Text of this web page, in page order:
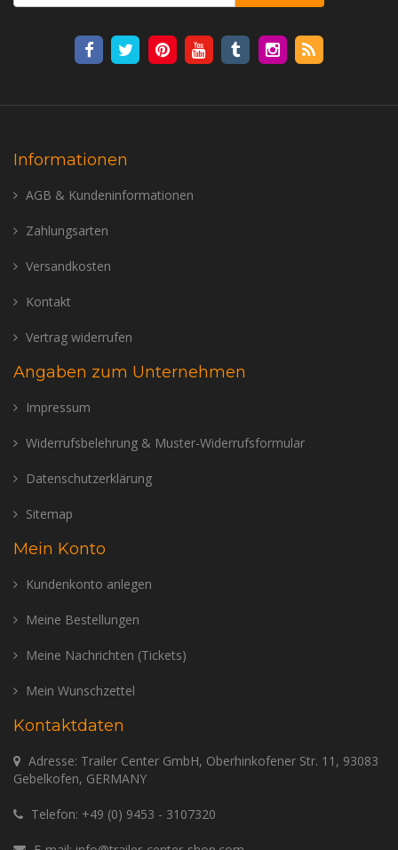
Informationen
AGB & Kundeninformationen
Zahlungsarten
Versandkosten
Kontakt
Vertrag widerrufen
Angaben zum Unternehmen
Impressum
Widerrufsbelehrung & Muster-Widerrufsformular
Datenschutzerklärung
Sitemap
Mein Konto
Kundenkonto anlegen
Meine Bestellungen
Meine Nachrichten (Tickets)
Mein Wunschzettel
Kontaktdaten
Adresse: Trailer Center GmbH, Oberhinkofener Str. 11, 93083
Gebelkofen, GERMANY
Telefon: +49 (0) 9453 - 3107320